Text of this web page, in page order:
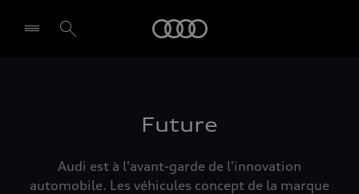
Future
Audi est à l'avant-garde de l'innovation
automobile. Les véhicules concept de la marque